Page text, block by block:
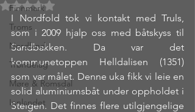
Finnmark
Troms
Nordland
Trøndelag
Møre & Romsdal
Innlandet
Gitt NaN av 5 stjerner.
I Nordfold tok vi kontakt med Truls,
som i 2009 hjalp oss med båtskyss til
Sandbakken. Da var det
kommunetoppen Helldalisen (1351)
som var målet. Denne uka fikk vi leie en
solid aluminiumsbåt under oppholdet i
Steigen. Det finnes flere utilgjengelige